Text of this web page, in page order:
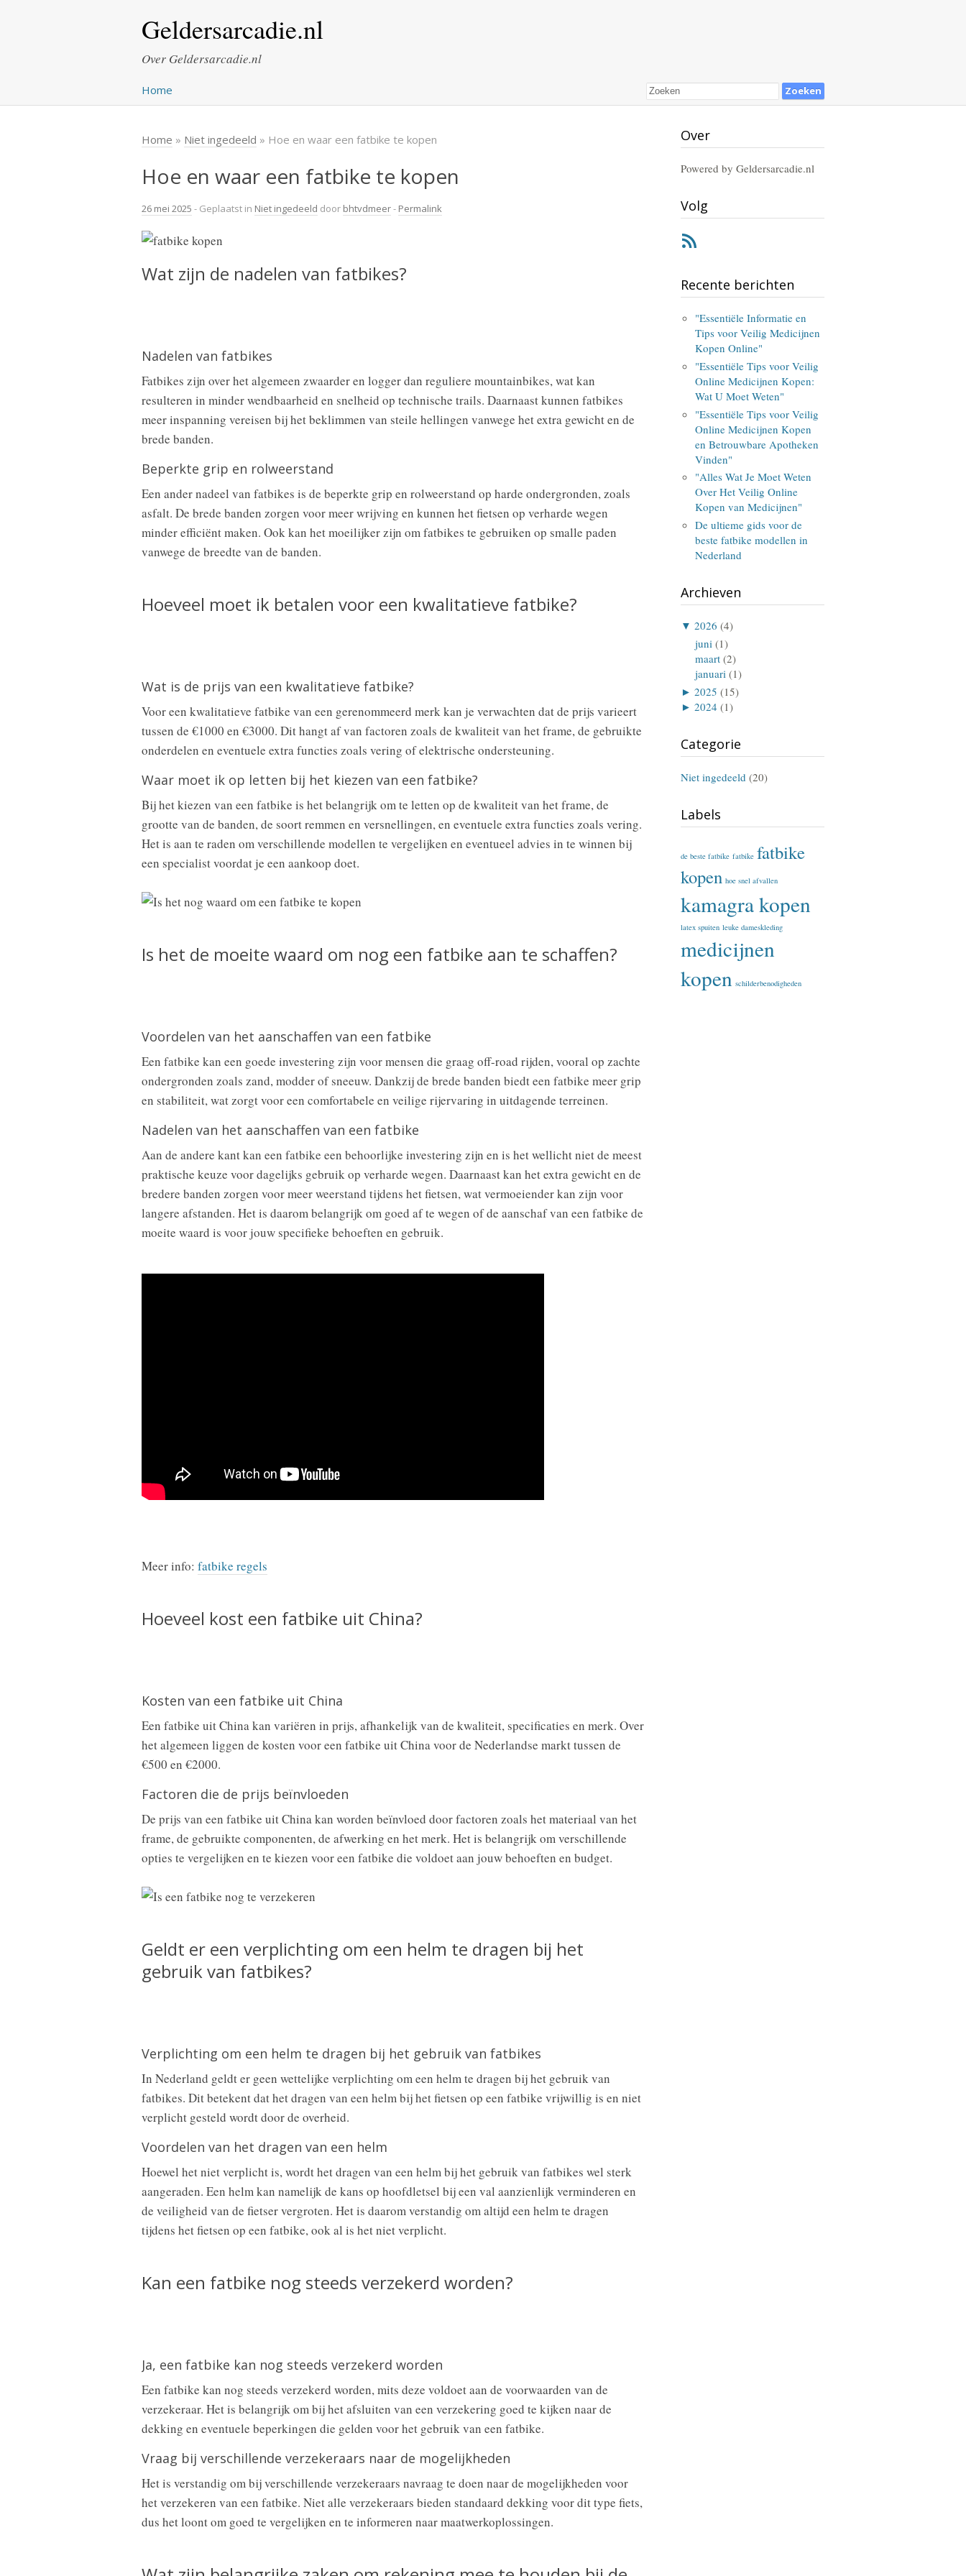
Geldersarcadie.nl
Over Geldersarcadie.nl
Home
Home » Niet ingedeeld » Hoe en waar een fatbike te kopen
Hoe en waar een fatbike te kopen
26 mei 2025 - Geplaatst in Niet ingedeeld door bhtvdmeer- Permalink
Wat zijn de nadelen van fatbikes?
Nadelen van fatbikes
Fatbikes zijn over het algemeen zwaarder en logger dan reguliere mountainbikes, wat kan
resulteren in minder wendbaarheid en snelheid op technische trails. Daarnaast kunnen fatbikes
meer inspanning vereisen bij het beklimmen van steile hellingen vanwege het extra gewicht en de
brede banden.
Beperkte grip en rolweerstand
Een ander nadeel van fatbikes is de beperkte grip en rolweerstand op harde ondergronden, zoals
asfalt. De brede banden zorgen voor meer wrijving en kunnen het fietsen op verharde wegen
minder efficiënt maken. Ook kan het moeilijker zijn om fatbikes te gebruiken op smalle paden
vanwege de breedte van de banden.
Hoeveel moet ik betalen voor een kwalitatieve fatbike?
Wat is de prijs van een kwalitatieve fatbike?
Voor een kwalitatieve fatbike van een gerenommeerd merk kan je verwachten dat de prijs varieert
tussen de €1000 en €3000. Dit hangt af van factoren zoals de kwaliteit van het frame, de gebruikte
onderdelen en eventuele extra functies zoals vering of elektrische ondersteuning.
Waar moet ik op letten bij het kiezen van een fatbike?
Bij het kiezen van een fatbike is het belangrijk om te letten op de kwaliteit van het frame, de
grootte van de banden, de soort remmen en versnellingen, en eventuele extra functies zoals vering.
Het is aan te raden om verschillende modellen te vergelijken en eventueel advies in te winnen bij
een specialist voordat je een aankoop doet.
Is het de moeite waard om nog een fatbike aan te schaffen?
Voordelen van het aanschaffen van een fatbike
Een fatbike kan een goede investering zijn voor mensen die graag off-road rijden, vooral op zachte
ondergronden zoals zand, modder of sneeuw. Dankzij de brede banden biedt een fatbike meer grip
en stabiliteit, wat zorgt voor een comfortabele en veilige rijervaring in uitdagende terreinen.
Nadelen van het aanschaffen van een fatbike
Aan de andere kant kan een fatbike een behoorlijke investering zijn en is het wellicht niet de meest
praktische keuze voor dagelijks gebruik op verharde wegen. Daarnaast kan het extra gewicht en de
bredere banden zorgen voor meer weerstand tijdens het fietsen, wat vermoeiender kan zijn voor
langere afstanden. Het is daarom belangrijk om goed af te wegen of de aanschaf van een fatbike de
moeite waard is voor jouw specifieke behoeften en gebruik.
Meer info: fatbike regels
Hoeveel kost een fatbike uit China?
Kosten van een fatbike uit China
Een fatbike uit China kan variëren in prijs, afhankelijk van de kwaliteit, specificaties en merk. Over
het algemeen liggen de kosten voor een fatbike uit China voor de Nederlandse markt tussen de
€500 en €2000.
Factoren die de prijs beïnvloeden
De prijs van een fatbike uit China kan worden beïnvloed door factoren zoals het materiaal van het
frame, de gebruikte componenten, de afwerking en het merk. Het is belangrijk om verschillende
opties te vergelijken en te kiezen voor een fatbike die voldoet aan jouw behoeften en budget.
Geldt er een verplichting om een helm te dragen bij het
gebruik van fatbikes?
Verplichting om een helm te dragen bij het gebruik van fatbikes
In Nederland geldt er geen wettelijke verplichting om een helm te dragen bij het gebruik van
fatbikes. Dit betekent dat het dragen van een helm bij het fietsen op een fatbike vrijwillig is en niet
verplicht gesteld wordt door de overheid.
Voordelen van het dragen van een helm
Hoewel het niet verplicht is, wordt het dragen van een helm bij het gebruik van fatbikes wel sterk
aangeraden. Een helm kan namelijk de kans op hoofdletsel bij een val aanzienlijk verminderen en
de veiligheid van de fietser vergroten. Het is daarom verstandig om altijd een helm te dragen
tijdens het fietsen op een fatbike, ook al is het niet verplicht.
Kan een fatbike nog steeds verzekerd worden?
Ja, een fatbike kan nog steeds verzekerd worden
Een fatbike kan nog steeds verzekerd worden, mits deze voldoet aan de voorwaarden van de
verzekeraar. Het is belangrijk om bij het afsluiten van een verzekering goed te kijken naar de
dekking en eventuele beperkingen die gelden voor het gebruik van een fatbike.
Vraag bij verschillende verzekeraars naar de mogelijkheden
Het is verstandig om bij verschillende verzekeraars navraag te doen naar de mogelijkheden voor
het verzekeren van een fatbike. Niet alle verzekeraars bieden standaard dekking voor dit type fiets,
dus het loont om goed te vergelijken en te informeren naar maatwerkoplossingen.
Over
Powered by Geldersarcadie.nl
Volg
Recente berichten
"Essentiële Informatie en
Tips voor Veilig Medicijnen
Kopen Online"
"Essentiële Tips voor Veilig
Online Medicijnen Kopen:
Wat U Moet Weten"
"Essentiële Tips voor Veilig
Online Medicijnen Kopen
en Betrouwbare Apotheken
Vinden"
"Alles Wat Je Moet Weten
Over Het Veilig Online
Kopen van Medicijnen"
De ultieme gids voor de
beste fatbike modellen in
Nederland
Archieven
▼ 2026 (4)
juni (1)
maart (2)
januari (1)
► 2025 (15)
► 2024 (1)
Categorie
Niet ingedeeld (20)
Labels
de beste fatbike fatbike fatbike
kopen hoe snel afvallen
kamagra kopen
latex spuiten leuke dameskleding
medicijnen
kopen schilderbenodigheden